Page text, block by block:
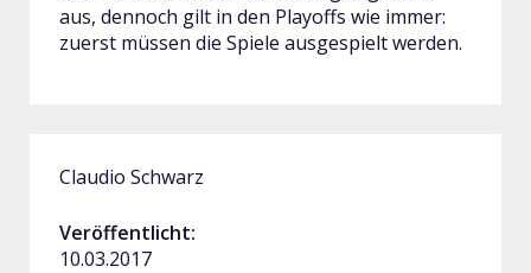
aus, dennoch gilt in den Playoffs wie immer:
zuerst müssen die Spiele ausgespielt werden.
Claudio Schwarz
Veröffentlicht:
10.03.2017